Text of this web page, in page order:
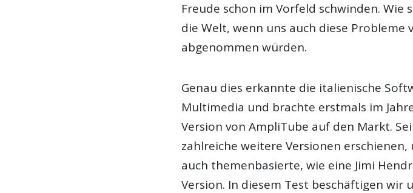
Freude schon im Vorfeld schwinden. Wie
die Welt, wenn uns auch diese Probleme
abgenommen würden.
Genau dies erkannte die italienische
Multimedia und brachte erstmals im
Version von AmpliTube auf den Markt.
zahlreiche weitere Versionen
auch themenbasierte, wie eine Jimi
Version. In diesem Test beschäftigen wir